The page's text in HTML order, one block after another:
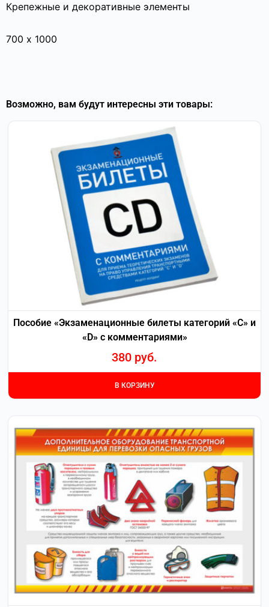
Крепежные и декоративные элементы
700 х 1000
Возможно, вам будут интересны эти товары:
Пособие «Экзаменационные билеты категорий «С» и
«D» с комментариями»
380 руб.
В КОРЗИНУ